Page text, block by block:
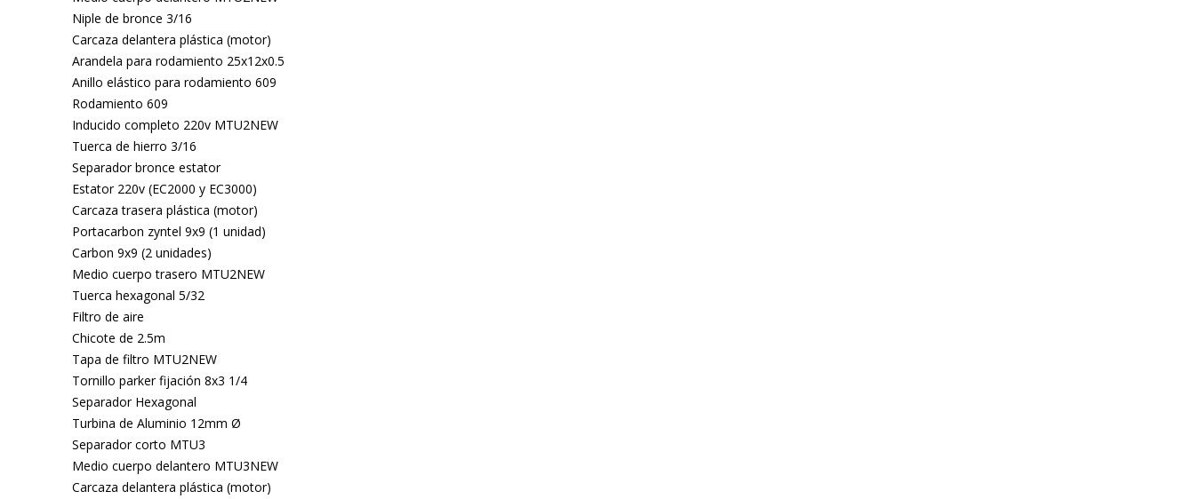
Niple de bronce 3/16
Carcaza delantera plástica (motor)
Arandela para rodamiento 25x12x0.5
Anillo elástico para rodamiento 609
Rodamiento 609
Inducido completo 220v MTU2NEW
Tuerca de hierro 3/16
Separador bronce estator
Estator 220v (EC2000 y EC3000)
Carcaza trasera plástica (motor)
Portacarbon zyntel 9x9 (1 unidad)
Carbon 9x9 (2 unidades)
Medio cuerpo trasero MTU2NEW
Tuerca hexagonal 5/32
Filtro de aire
Chicote de 2.5m
Tapa de filtro MTU2NEW
Tornillo parker fijación 8x3 1/4
Separador Hexagonal
Turbina de Aluminio 12mm Ø
Separador corto MTU3
Medio cuerpo delantero MTU3NEW
Carcaza delantera plástica (motor)